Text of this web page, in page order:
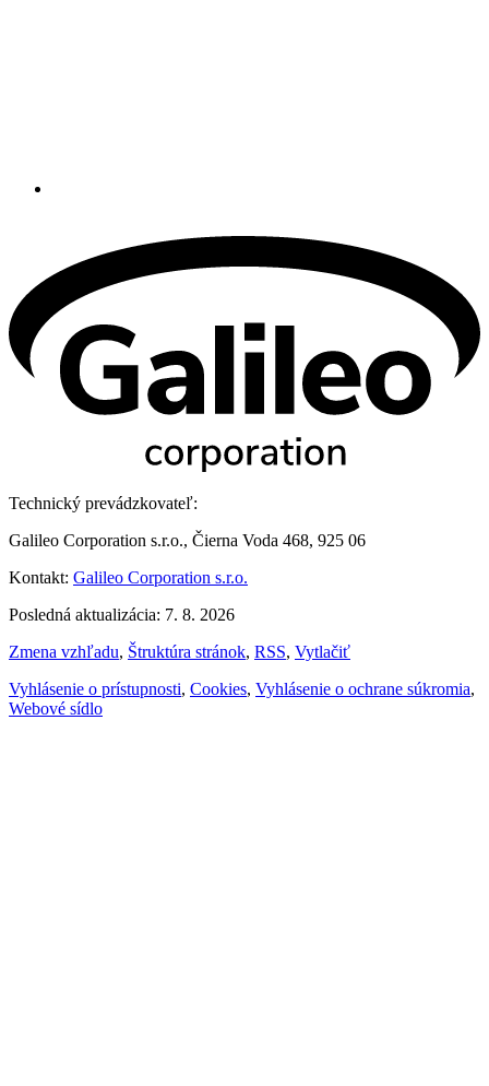
Technický prevádzkovateľ:
Galileo Corporation s.r.o., Čierna Voda 468, 925 06
Kontakt: Galileo Corporation s.r.o.
Posledná aktualizácia: 7. 8. 2026
Zmena vzhľadu, Štruktúra stránok, RSS, Vytlačiť
Vyhlásenie o prístupnosti, Cookies, Vyhlásenie o ochrane súkromia,
Webové sídlo